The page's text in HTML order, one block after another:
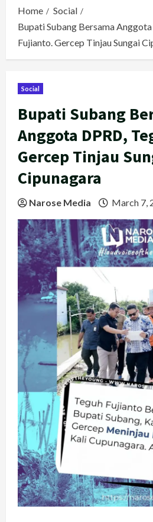
Home
Social
Bupati Subang Bersama
Fujianto. Gercep Tinjau Sungai
Social
Bupati Subang
Anggota DPRD,
Gercep Tinjau
Cipunagara
Narose Media March 7,